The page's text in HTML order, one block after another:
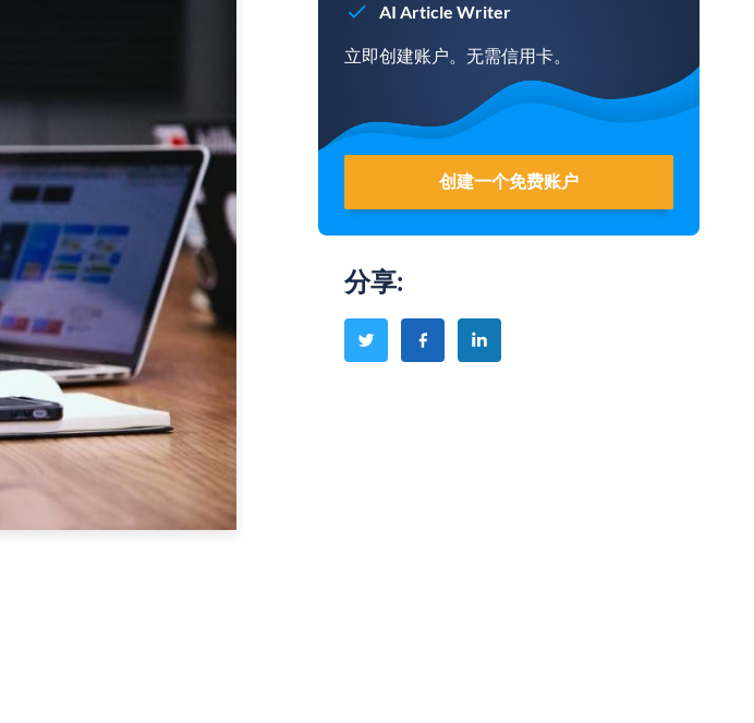
AI Article Writer
立即创建账户。无需信用卡。
创建一个免费账户
分享: